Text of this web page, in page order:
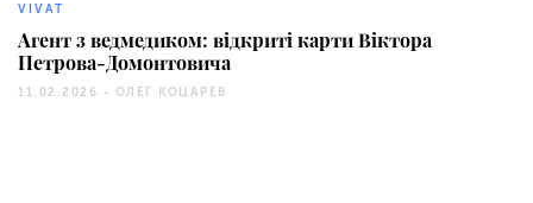
VIVAT
Агент з ведмедиком: відкриті карти Віктора
Петрова-Домонтовича
11.02.2026 - ОЛЕГ КОЦАРЕВ